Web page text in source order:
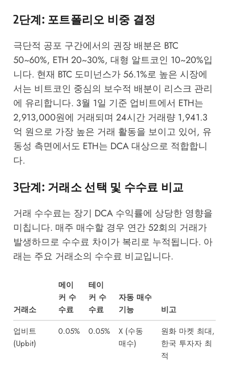
2단계: 포트폴리오 비중 결정
극단적 공포 구간에서의 권장 배분은 BTC
50~60%, ETH 20~30%, 대형 알트코인 10~20%입
니다. 현재 BTC 도미넌스가 56.1%로 높은 시장에
서는 비트코인 중심의 보수적 배분이 리스크 관리
에 유리합니다. 3월 1일 기준 업비트에서 ETH는
2,913,000원에 거래되며 24시간 거래량 1,941.3
억 원으로 가장 높은 거래 활동을 보이고 있어, 유
동성 측면에서도 ETH는 DCA 대상으로 적합합니
다.
3단계: 거래소 선택 및 수수료 비교
거래 수수료는 장기 DCA 수익률에 상당한 영향을
미칩니다. 매주 매수할 경우 연간 52회의 거래가
발생하므로 수수료 차이가 복리로 누적됩니다. 아
래는 주요 거래소의 수수료 비교입니다.
거래소
메이
커 수
수료
테이
커 수
수료
자동 매수
기능
비고
업비트
(Upbit)
0.05% 0.05%
X (수동
매수)
원화 마켓 최대,
한국 투자자 최
적